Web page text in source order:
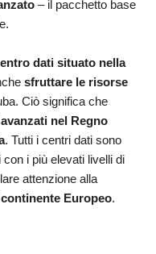
– il pacchetto base
dati situato nella
sfruttare le risorse
Ciò significa che
nel Regno
. Tutti i centri dati sono
i più elevati livelli di
attenzione alla
Europeo.